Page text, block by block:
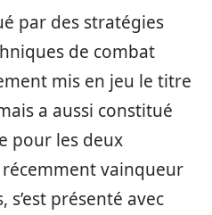
par des stratégies
de combat
mis en jeu le titre
a aussi constitué
pour les deux
vainqueur
s’est présenté avec